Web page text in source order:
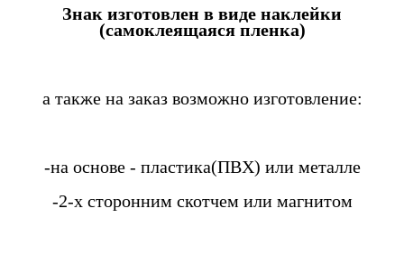
Знак изготовлен в виде наклейки
(самоклеящаяся пленка)
а также на заказ возможно изготовление:
-на основе - пластика(ПВХ) или металле
-2-х сторонним скотчем или магнитом